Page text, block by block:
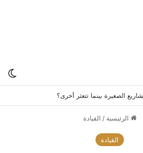
استثمارك الحقيقي في عصر المنافسة الرقمية
الرئيسية / القيادة
القيادة